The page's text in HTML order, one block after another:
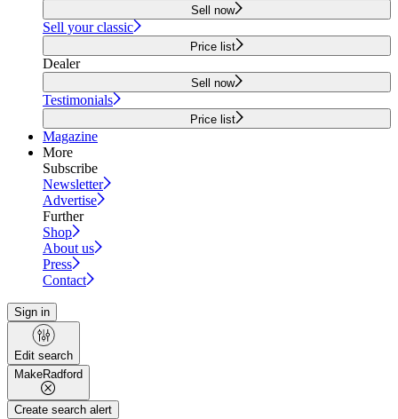
Sell now
Sell your classic
Price list
Dealer
Sell now
Testimonials
Price list
Magazine
More
Subscribe
Newsletter
Advertise
Further
Shop
About us
Press
Contact
Sign in
Edit search
MakeRadford
Create search alert